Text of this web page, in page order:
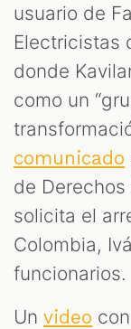
usuario de
Electricistas
donde
como un
comunicado
de
solicita el
Colombia,
funcionarios.
Unvideo